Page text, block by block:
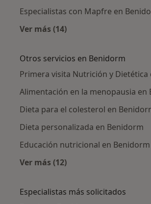
Especialistas con Mapfre en
Ver más (14)
Otros servicios en Benidorm
Primera visita Nutrición y Dietética
Alimentación en la menopausia en
Dieta para el colesterol en
Dieta personalizada en Benidorm
Educación nutricional en Benidorm
Ver más (12)
Especialistas más solicitados